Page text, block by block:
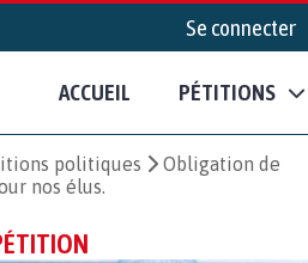
Se connecter
ACCUEIL PÉTITIONS
politiques
Obligation de
nos élus.